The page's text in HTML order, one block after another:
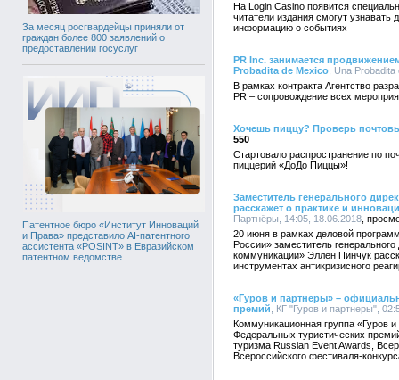
За месяц росгвардейцы приняли от
граждан более 800 заявлений о
предоставлении госуслуг
Патентное бюро «Институт Инноваций
и Права» представило AI-патентного
ассистента «POSINT» в Евразийском
патентном ведомстве
На Login Casino появится
читатели издания смогут
информацию о событиях
PR Inc. занимается
Probadita de Mexico , Una
В рамках контракта Агентство
PR – сопровождение всех
Хочешь пиццу? Проверь
550
Стартовало распространение по
пиццерий «ДоДо Пиццы»!
Заместитель генерального
расскажет о практике и
Партнёры, 14:05, 18.06.2018
20 июня в рамках деловой
России» заместитель
коммуникации» Эллен Пинчук
инструментах антикризисного
«Гуров и партнеры» –
премий , КГ "Гуров и партнеры",
Коммуникационная группа «Гуров
Федеральных туристических
туризма Russian Event Awards,
Всероссийского фестиваля-